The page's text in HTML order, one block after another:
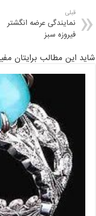
قبلی
نمایندگی عرضه انگشتر
فیروزه سبز
شاید این مطالب برایتان